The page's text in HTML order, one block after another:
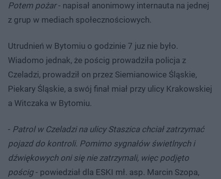
Potem pożar- napisał anonimowy internauta na jednej
z grup w mediach społecznościowych.
Utrudnień w Bytomiu o godzinie 7 juz nie było.
Wiadomo jednak, że pościg prowadziła policja z
Czeladzi, prowadził on przez Siemianowice Śląskie,
Piekary Śląskie, a swój finał miał przy ulicy Krakowskiej
a Witczaka w Bytomiu.
- Patrol w Czeladzi na ulicy Staszica chciał zatrzymać
pojazd do kontroli. Pomimo sygnałów świetlnych i
dźwiękowych oni się nie zatrzymali, więc podjęto
pościg- powiedział dla ESKI mł. asp. Marcin Szopa,